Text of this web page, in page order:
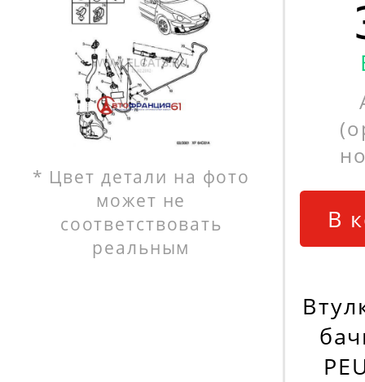
* Цвет детали на фото
может не
соответствовать
реальным
В